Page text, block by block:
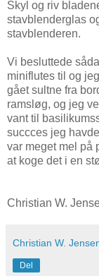
Skyl og riv
stavblenderglas
stavblenderen.
Vi besluttede
miniflutes til og
gået sultne fra
ramsløg, og jeg
vant til
succces jeg
var meget mel på
at koge det i en
Christian W.
Christian W.
Del